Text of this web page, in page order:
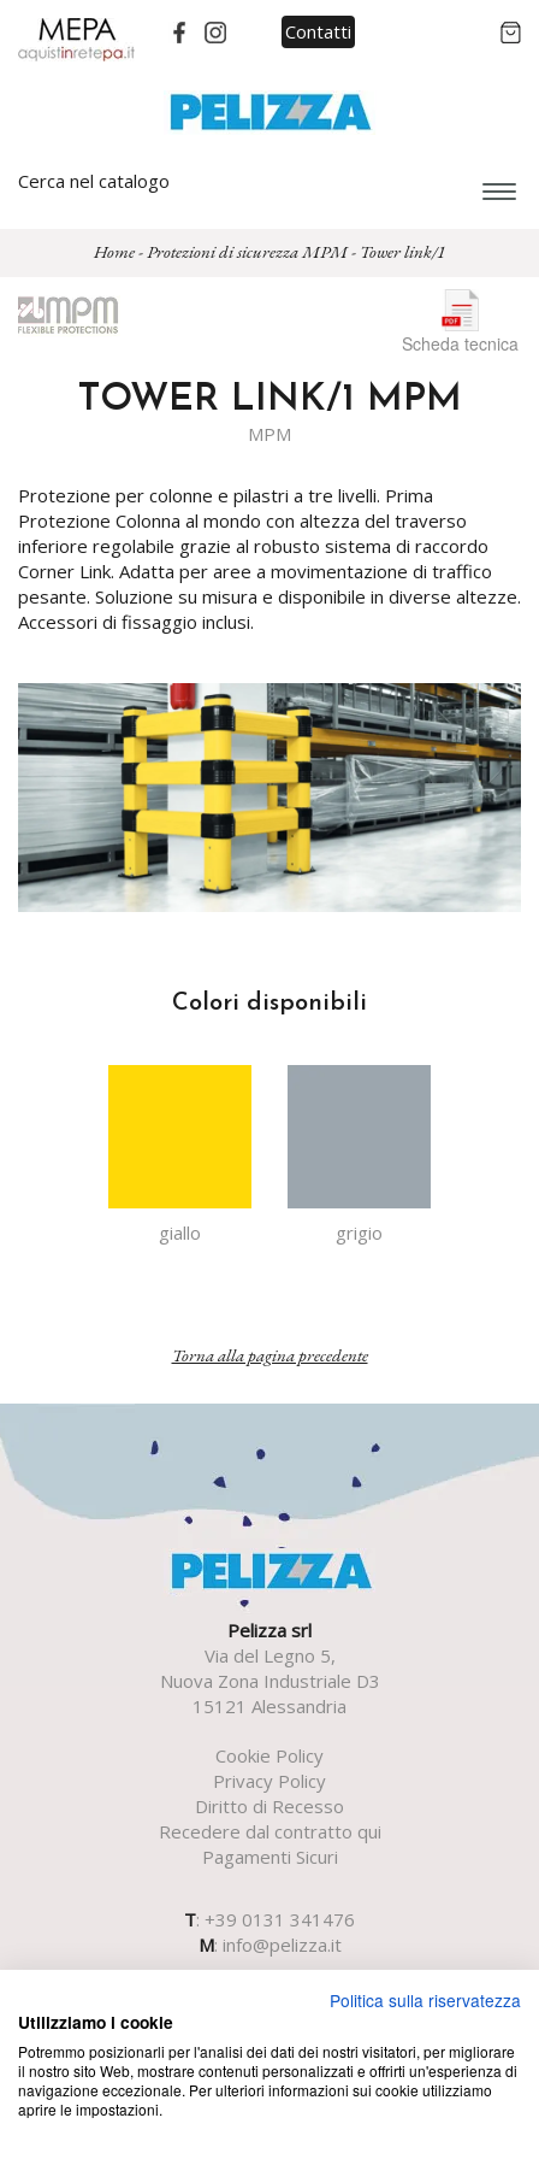
Contatti
Cerca nel catalogo
Home-Protezioni di sicurezza MPM- Tower link/1
Scheda tecnica
TOWER LINK/1 MPM
MPM
Protezione per colonne e pilastri a tre livelli. Prima
Protezione Colonna al mondo con altezza del traverso
inferiore regolabile grazie al robusto sistema di raccordo
Corner Link. Adatta per aree a movimentazione di traffico
pesante. Soluzione su misura e disponibile in diverse altezze.
Accessori di fissaggio inclusi.
Colori disponibili
giallo grigio
Torna alla pagina precedente
Pelizza srl
Via del Legno 5,
Nuova Zona Industriale D3
15121 Alessandria
Cookie Policy
Privacy Policy
Diritto di Recesso
Recedere dal contratto qui
Pagamenti Sicuri
T: +39 0131 341476
M: info@pelizza.it
Politica sulla riservatezza
Utilizziamo i cookie
Potremmo posizionarli per l'analisi dei dati dei nostri visitatori, per migliorare
il nostro sito Web, mostrare contenuti personalizzati e offrirti un'esperienza di
navigazione eccezionale. Per ulteriori informazioni sui cookie utilizziamo
aprire le impostazioni.